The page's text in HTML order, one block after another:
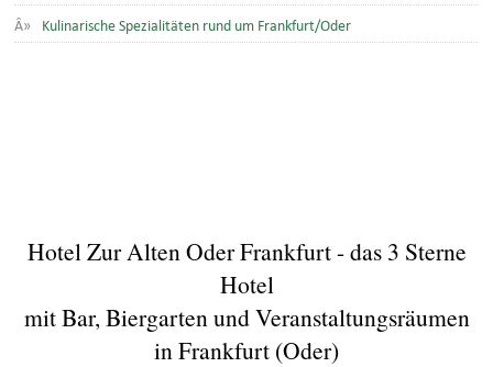
Kulinarische Spezialitäten rund um Frankfurt/Oder
Hotel Zur Alten Oder Frankfurt - das 3 Sterne
Hotel
mit Bar, Biergarten und Veranstaltungsräumen
in Frankfurt (Oder)